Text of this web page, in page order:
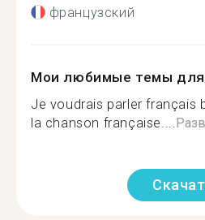
французский
Мои любимые темы для
Je voudrais parler français
la chanson française....